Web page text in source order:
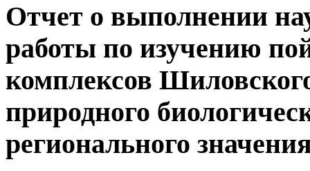
Отчет о выполнении
работы по изучению
комплексов
природного
регионального